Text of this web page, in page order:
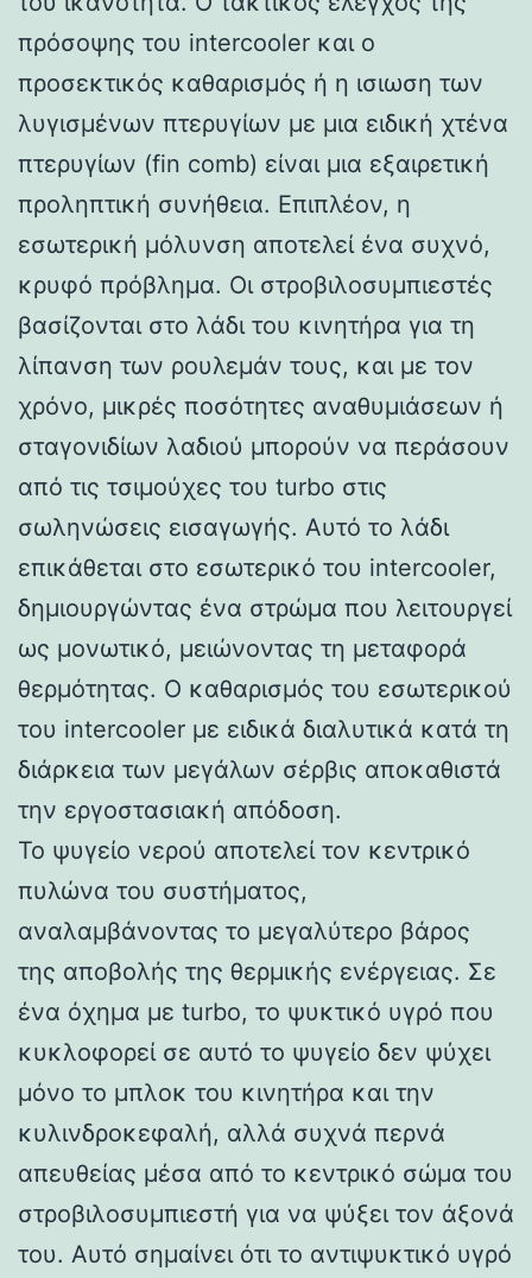
πρόσοψης του intercooler και ο
προσεκτικός καθαρισμός ή η ισιωση των
λυγισμένων πτερυγίων με μια ειδική χτένα
πτερυγίων (fin comb) είναι μια εξαιρετική
προληπτική συνήθεια. Επιπλέον, η
εσωτερική μόλυνση αποτελεί ένα συχνό,
κρυφό πρόβλημα. Οι στροβιλοσυμπιεστές
βασίζονται στο λάδι του κινητήρα για τη
λίπανση των ρουλεμάν τους, και με τον
χρόνο, μικρές ποσότητες αναθυμιάσεων ή
σταγονιδίων λαδιού μπορούν να περάσουν
από τις τσιμούχες του turbo στις
σωληνώσεις εισαγωγής. Αυτό το λάδι
επικάθεται στο εσωτερικό του intercooler,
δημιουργώντας ένα στρώμα που λειτουργεί
ως μονωτικό, μειώνοντας τη μεταφορά
θερμότητας. Ο καθαρισμός του εσωτερικού
του intercooler με ειδικά διαλυτικά κατά τη
διάρκεια των μεγάλων σέρβις αποκαθιστά
την εργοστασιακή απόδοση.
Το ψυγείο νερού αποτελεί τον κεντρικό
πυλώνα του συστήματος,
αναλαμβάνοντας το μεγαλύτερο βάρος
της αποβολής της θερμικής ενέργειας. Σε
ένα όχημα με turbo, το ψυκτικό υγρό που
κυκλοφορεί σε αυτό το ψυγείο δεν ψύχει
μόνο το μπλοκ του κινητήρα και την
κυλινδροκεφαλή, αλλά συχνά περνά
απευθείας μέσα από το κεντρικό σώμα του
στροβιλοσυμπιεστή για να ψύξει τον άξονά
του. Αυτό σημαίνει ότι το αντιψυκτικό υγρό